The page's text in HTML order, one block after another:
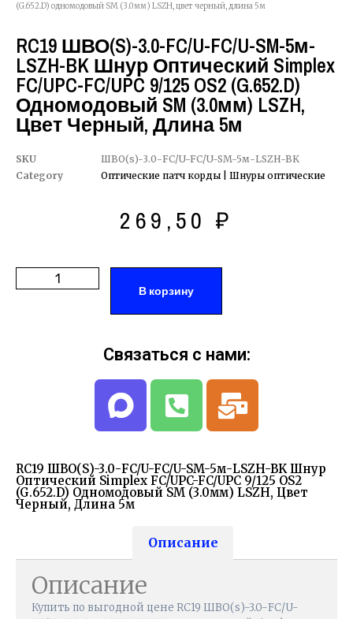
(G.652.D) одномодовый SM (3.0мм) LSZH, цвет черный, длина 5м
RC19 ШВО(s)-3.0-FC/U-FC/U-SM-5м-
LSZH-BK Шнур Оптический Simplex
FC/UPC-FC/UPC 9/125 OS2 (G.652.D)
Одномодовый SM (3.0мм) LSZH,
Цвет Черный, Длина 5м
SKU
ШВО(s)-3.0-FC/U-FC/U-SM-5м-LSZH-BK
Category
Оптические патч корды | Шнуры оптические
269,50₽
В корзину
RC19 ШВО(s)-3.0-FC/U-FC/U-SM-5м-LSZH-BK Шнур
Оптический Simplex FC/UPC-FC/UPC 9/125 OS2
(G.652.D) Одномодовый SM (3.0мм) LSZH, Цвет
Черный, Длина 5м
Описание
Описание
Купить по выгодной цене RC19 ШВО(s)-3.0-FC/U-
Связаться с нами: